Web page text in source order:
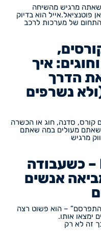
מרגיש מהשיחה
פוטנציאל.אייל הוא בדיוק
של מערכות לרכב
איך
הדרך
נשרפים
קורס, סדנה, חוג או הכשרה
שאתם מעולים במה שאתם
מרגיש
In&Out – כשעבודה
אנשים
– הוא פשוט רצה
ימצאו אותו.
זה לא רק